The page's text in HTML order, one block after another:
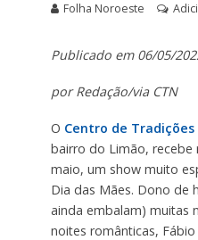
Folha Noroeste
Publicado em 06/05/
por Redação/via CTN
O Centro de Tradições
bairro do Limão, recebe
maio, um show muito
Dia das Mães. Dono de
ainda embalam) muitas
noites românticas,